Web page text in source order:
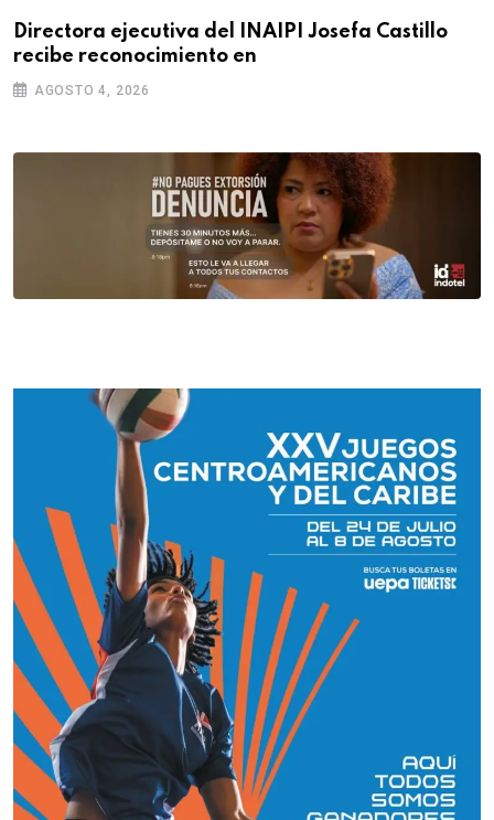
Directora ejecutiva del INAIPI Josefa Castillo
recibe reconocimiento en
AGOSTO 4, 2026